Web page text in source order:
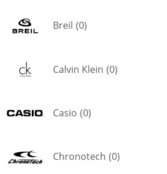
Breil (0)
Calvin Klein (0)
Casio (0)
Chronotech (0)